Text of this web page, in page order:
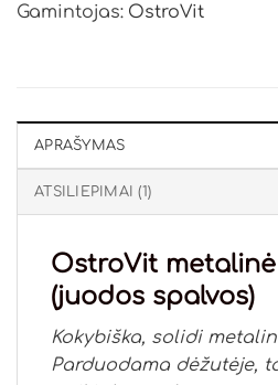
Gamintojas: OstroVit
APRAŠYMAS
ATSILIEPIMAI (1)
OstroVit
(juodos spalvos)
Kokybiška, solidi
Parduodama dėžutėje,